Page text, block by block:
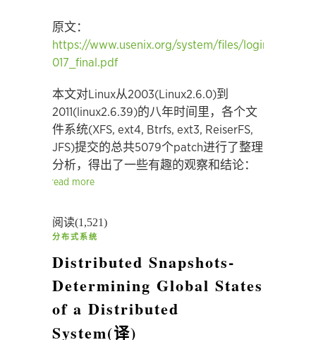
原文：
https://www.usenix.org/system/files/login/articles/
017_final.pdf
本文对Linux从2003(Linux2.6.0)到
2011(linux2.6.39)的八年时间里，各个文
件系统(XFS, ext4, Btrfs, ext3, ReiserFS,
JFS)提交的总共5079个patch进行了整理
分析，得出了一些有趣的观察和结论：
read more
阅读(1,521)
分布式系统
Distributed Snapshots-
Determining Global States
of a Distributed
System(译)